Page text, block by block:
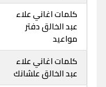
كلمات اغاني علاء
عبد الخالق دفتر
مواعيد
كلمات اغاني علاء
عبد الخالق علشانك